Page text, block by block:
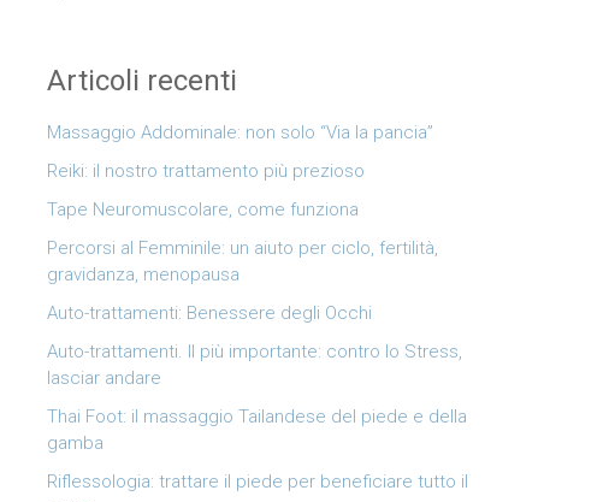
Articoli recenti
Massaggio Addominale: non solo “Via la pancia”
Reiki: il nostro trattamento più prezioso
Tape Neuromuscolare, come funziona
Percorsi al Femminile: un aiuto per ciclo, fertilità,
gravidanza, menopausa
Auto-trattamenti: Benessere degli Occhi
Auto-trattamenti. Il più importante: contro lo Stress,
lasciar andare
Thai Foot: il massaggio Tailandese del piede e della
gamba
Riflessologia: trattare il piede per beneficiare tutto il